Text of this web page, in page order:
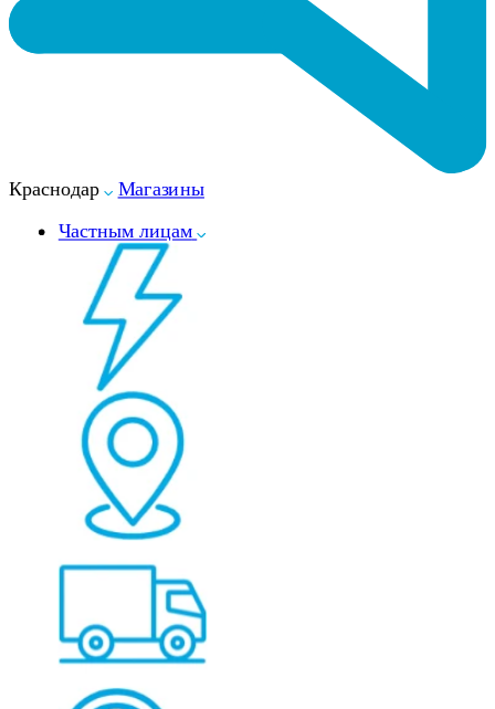
Краснодар
Магазины
Частным лицам